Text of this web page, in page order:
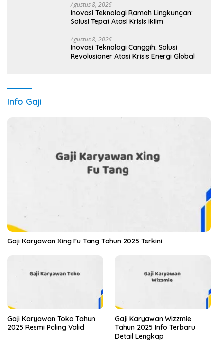
Agustus 8, 2026
Inovasi Teknologi Ramah Lingkungan:
Solusi Tepat Atasi Krisis Iklim
Agustus 8, 2026
Inovasi Teknologi Canggih: Solusi
Revolusioner Atasi Krisis Energi Global
Info Gaji
Gaji Karyawan Xing Fu Tang Tahun 2025 Terkini
Gaji Karyawan Toko Tahun
2025 Resmi Paling Valid
Gaji Karyawan Wizzmie
Tahun 2025 Info Terbaru
Detail Lengkap